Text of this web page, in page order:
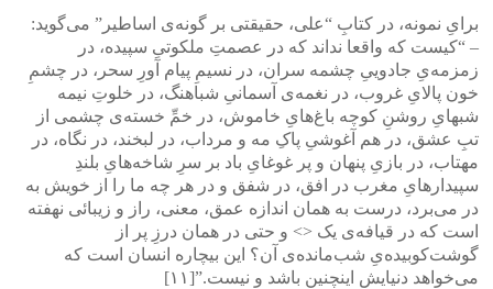
برایِ نمونه، در کتابِ “علی‌، حقیقتی بر گونه‌ی اساطیر” می‌گوید:
– “کیست که واقعا نداند که در عصمتِ ملکوتیِ سپیده، در
زمزمه‌یِ جادوییِ چشمه‌ سران، در نسیمِ پیام‌ آورِ سحر، در چشمِ
خون‌ پالا‌یِ غروب، در نغمه‌ی آسمانیِ شباهنگ، در خلوتِ نیمه‌
شبهایِ روشنِ کوچه باغ‌هایِ خاموش، در خمِّ خسته‌ی چشمی از
تبِ عشق، در هم‌ آغوشیِ پاکِ مه‌ و مرداب، در لبخند، در نگاه، در
مهتاب، در بازیِ پنهان و پر غوغایِ باد بر سرِ شاخه‌هایِ بلندِ
سپیدارهایِ مغرب در افق، در شفق و در هر چه ما را از خویش به
در می‌‌برد، درست به همان اندازه عمق، معنی، راز و زیبائی نهفته
است که در قیافه‌ی یک <> و حتی در همان درزِ پر از
گوشت‌کوبیده‌یِ شب‌مانده‌ی آن؟ این بیچاره انسان است که
می‌خواهد دنیایش اینچنین باشد و نیست.”[۱۱]